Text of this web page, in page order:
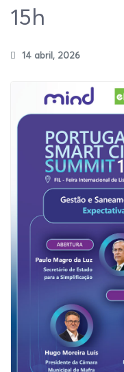
15h
14 abril, 2026